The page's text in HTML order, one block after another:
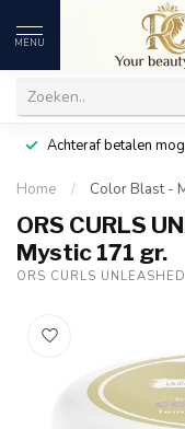
MENU
Achteraf betalen
Home / Color Blast -
ORS CURLS
Mystic 171 gr.
ORS CURLS UNLEASHED